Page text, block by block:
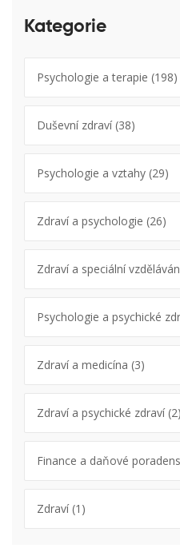
Kategorie
Psychologie a terapie (198)
Duševní zdraví(38)
Psychologie a vztahy (29)
Zdraví a psychologie (26)
Zdraví a speciální
Psychologie a psychické
Zdraví a medicína (3)
Zdraví a psychické zdraví(2)
Finance a daňové
Zdraví(1)